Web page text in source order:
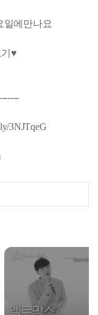
일에만나요
♥
3NJTqeG